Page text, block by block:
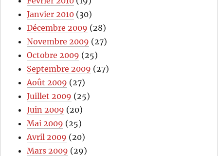
Janvier 2010 (30)
Décembre 2009 (28)
Novembre 2009 (27)
Octobre 2009 (25)
Septembre 2009 (27)
Août 2009 (27)
Juillet 2009 (25)
Juin 2009 (20)
Mai 2009 (25)
Avril 2009 (20)
Mars 2009 (29)